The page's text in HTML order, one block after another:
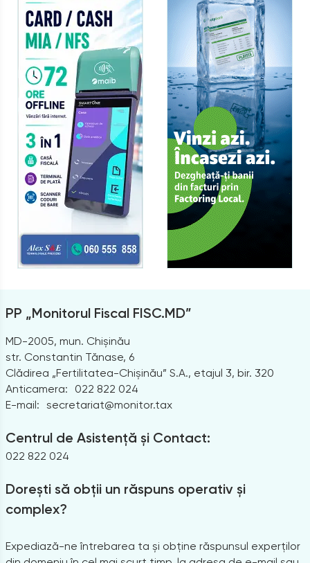
PP „Monitorul Fiscal FISC.MD”
MD-2005, mun. Chișinău
str. Constantin Tănase, 6
Clădirea „Fertilitatea-Chișinău” S.A., etajul 3, bir. 320
Anticamera:
022 822 024
E-mail: secretariat@monitor.tax
Centrul de Asistență și Contact:
022 822 024
Dorești să obții un răspuns operativ și
complex?
Expediază-ne întrebarea ta și obține răspunsul experților